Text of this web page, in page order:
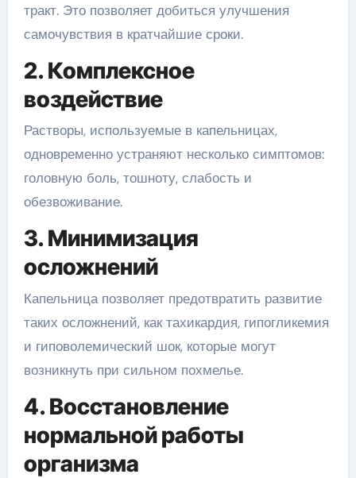
тракт. Это позволяет добиться улучшения
самочувствия в кратчайшие сроки.
2. Комплексное
воздействие
Растворы, используемые в капельницах,
одновременно устраняют несколько симптомов:
головную боль, тошноту, слабость и
обезвоживание.
3. Минимизация
осложнений
Капельница позволяет предотвратить развитие
таких осложнений, как тахикардия, гипогликемия
и гиповолемический шок, которые могут
возникнуть при сильном похмелье.
4. Восстановление
нормальной работы
организма